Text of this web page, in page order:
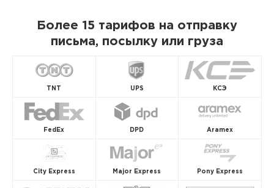
Более 15 тарифов на отправку
письма, посылку или груза
TNT UPS КСЭ
FedEx DPD Aramex
City Express Major Express Pony Express